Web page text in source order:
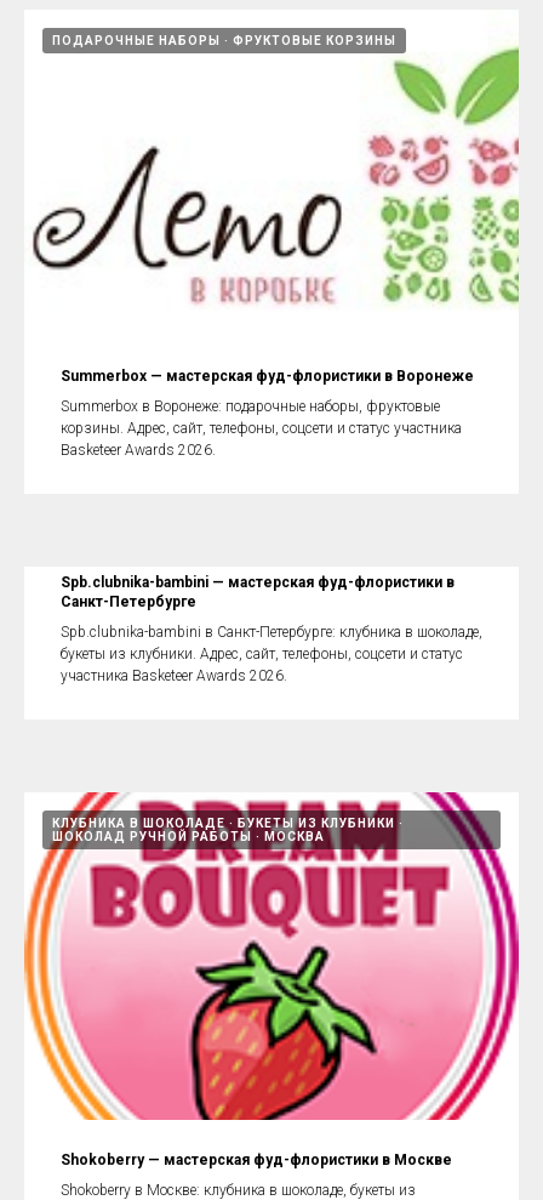
ПОДАРОЧНЫЕ НАБОРЫ ФРУКТОВЫЕ КОРЗИНЫ
Summerbox — мастерская фуд-флористики в Воронеже
Summerbox в Воронеже: подарочные наборы, фруктовые
корзины. Адрес, сайт, телефоны, соцсети и статус участника
Basketeer Awards 2026.
Spb.clubnika-bambini — мастерская фуд-флористики в
Санкт-Петербурге
Spb.clubnika-bambini в Санкт-Петербурге: клубника в шоколаде,
букеты из клубники. Адрес, сайт, телефоны, соцсети и статус
участника Basketeer Awards 2026.
КЛУБНИКА В ШОКОЛАДЕ
БУКЕТЫ ИЗ КЛУБНИКИ
ШОКОЛАД РУЧНОЙ РАБОТЫ
МОСКВА
Shokoberry — мастерская фуд-флористики в Москве
Shokoberry в Москве: клубника в шоколаде, букеты из